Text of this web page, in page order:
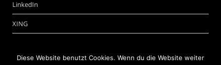
LinkedIn
XING
Diese Website benutzt Cookies. Wenn du die Website weiter